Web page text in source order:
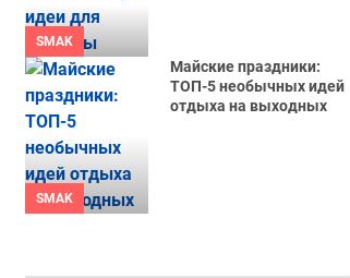
SMAK
SMAK
Майские праздники:
ТОП-5 необычных идей
отдыха на выходных